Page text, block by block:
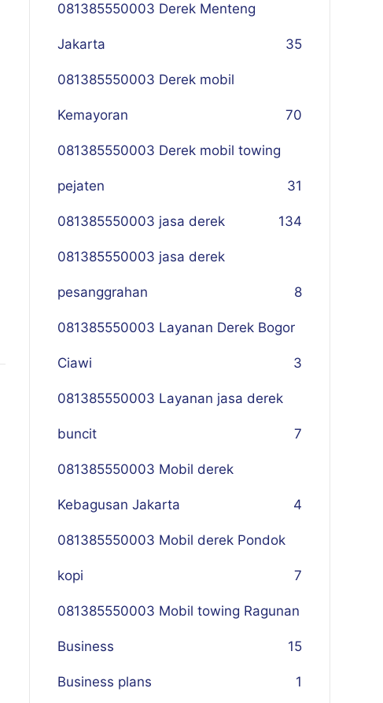
081385550003 Derek Menteng
Jakarta 35
081385550003 Derek mobil
Kemayoran 70
081385550003 Derek mobil towing
pejaten 31
081385550003 jasa derek 134
081385550003 jasa derek
pesanggrahan 8
081385550003 Layanan Derek Bogor
Ciawi 3
081385550003 Layanan jasa derek
buncit 7
081385550003 Mobil derek
Kebagusan Jakarta 4
081385550003 Mobil derek Pondok
kopi 7
081385550003 Mobil towing Ragunan
5
Business 1
Business plans 1